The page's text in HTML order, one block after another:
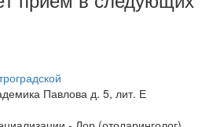
Павлова д. 5, лит. Е